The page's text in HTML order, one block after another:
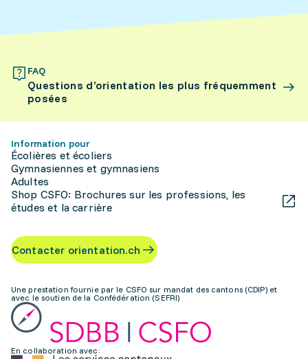
FAQ
Questions d’orientation les plus fréquemment
posées
Information pour
Écolières et écoliers
Gymnasiennes et gymnasiens
Adultes
Shop CSFO: Brochures sur les professions, les
études et la carrière
Contacter orientation.ch
Une prestation fournie par le CSFO sur mandat des cantons (CDIP) et
avec le soutien de la Confédération (SEFRI)
En collaboration avec: